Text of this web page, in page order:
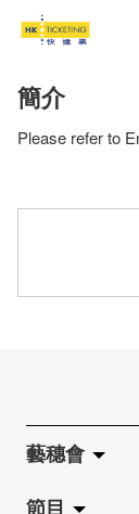
簡介
Please refer to
藝穗會
關於藝穗會
節目